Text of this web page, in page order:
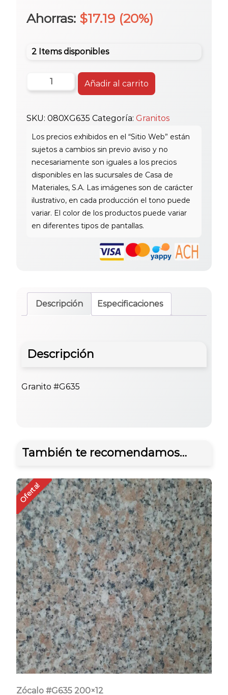
precio
original
era:
$85.95.
precio
es:
$68.76.
Ahorras: $17.19 (20%)
2 Items disponibles
#G635
200x70
Añadir al carrito
SKU: 080XG635 Categoría: Granitos
Descripción Especificaciones
Descripción
Granito #G635
También te recomendamos…
Oferta!
Zócalo #G635 200×12